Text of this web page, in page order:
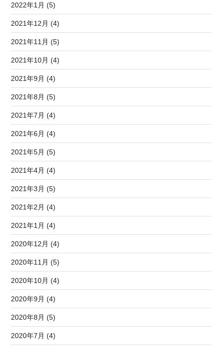
2022年1月 (5)
2021年12月 (4)
2021年11月 (5)
2021年10月 (4)
2021年9月 (4)
2021年8月 (5)
2021年7月 (4)
2021年6月 (4)
2021年5月 (5)
2021年4月 (4)
2021年3月 (5)
2021年2月 (4)
2021年1月 (4)
2020年12月 (4)
2020年11月 (5)
2020年10月 (4)
2020年9月 (4)
2020年8月 (5)
2020年7月 (4)